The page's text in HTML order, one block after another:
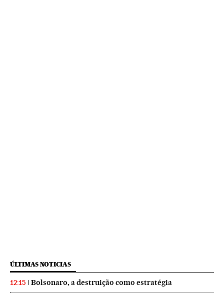
ÚLTIMAS NOTICIAS
12:15 Bolsonaro, a destruição como estratégia